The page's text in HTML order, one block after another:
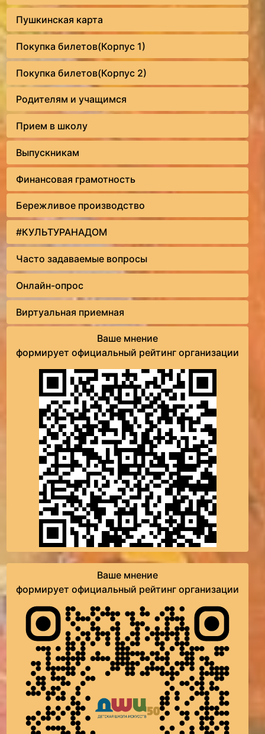
Пушкинская карта
Покупка билетов(Корпус 1)
Покупка билетов(Корпус 2)
Родителям и учащимся
Прием в школу
Выпускникам
Финансовая грамотность
Бережливое производство
#КУЛЬТУРАНАДОМ
Часто задаваемые вопросы
Онлайн-опрос
Виртуальная приемная
Ваше мнение
формирует официальный рейтинг организации
Ваше мнение
формирует официальный рейтинг организации